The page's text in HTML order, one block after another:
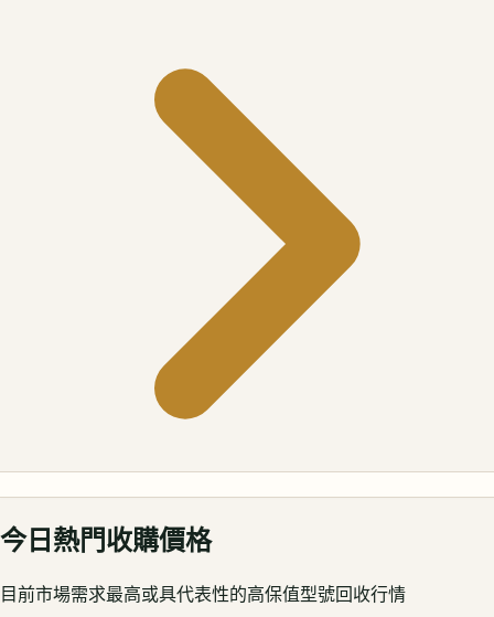
今日熱門收購價格
目前市場需求最高或具代表性的高保值型號回收行情